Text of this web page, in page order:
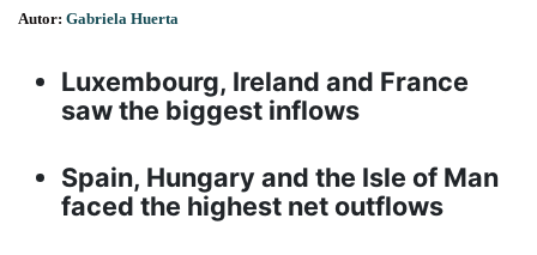
Autor: Gabriela Huerta
Luxembourg, Ireland and France
saw the biggest inflows
Spain, Hungary and the Isle of Man
faced the highest net outflows